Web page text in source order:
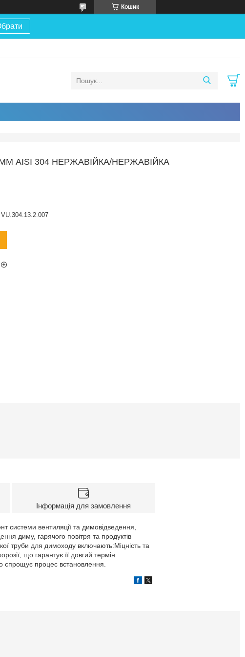
Кошик
AISI 304 НЕРЖАВІЙКА/НЕРЖАВІЙКА
VU.304.13.2.007
Інформація для замовлення
системи вентиляції та димовідведення,
диму, гарячого повітря та продуктів
труби для димоходу включають:Міцність та
що гарантує її довгий термін
спрощує процес встановлення.